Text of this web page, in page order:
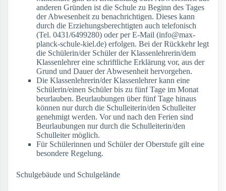
anderen Gründen ist die Schule zu Beginn des Tages
der Abwesenheit zu benachrichtigen. Dieses kann
durch die Erziehungsberechtigten auch telefonisch
(Tel. 0431/6499280) oder per E-Mail (info@max-
planck-schule-kiel.de) erfolgen. Bei der Rückkehr legt
die Schülerin/der Schüler der Klassenlehrerin/dem
Klassenlehrer eine schriftliche Erklärung vor, aus der
Grund und Dauer der Abwesenheit hervorgehen.
Die Klassenlehrerin/der Klassenlehrer kann eine
Schülerin/einen Schüler bis zu fünf Tage im Monat
beurlauben. Beurlaubungen über fünf Tage hinaus
können nur durch die Schulleiterin/den Schulleiter
genehmigt werden. Vor und nach den Ferien sind
Beurlaubungen nur durch die Schulleiterin/den
Schulleiter möglich.
Für Schülerinnen und Schüler der Oberstufe gilt eine
besondere Regelung.
Schulgebäude und Schulgelände